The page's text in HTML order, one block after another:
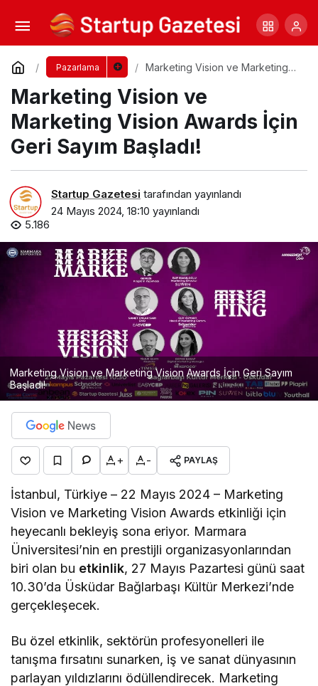
Pazarlama
Marketing Vision ve Marketing
Başladı!
Marketing Vision ve
Marketing Vision Awards İçin
Geri Sayım Başladı!
Startup Gazetesi tarafından yayınlandı
24 Mayıs 2024, 18:10 yayınlandı
5.186
Marketing Vision ve Marketing Vision Awards İçin Geri Sayım
Başladı!
+ - PAYLAŞ
İstanbul, Türkiye – 22 Mayıs 2024 – Marketing
Vision ve Marketing Vision Awards etkinliği için
heyecanlı bekleyiş sona eriyor. Marmara
Üniversitesi’nin en prestijli organizasyonlarından
biri olan bu etkinlik, 27 Mayıs Pazartesi günü saat
10.30’da Üsküdar Bağlarbaşı Kültür Merkezi’nde
gerçekleşecek.
Bu özel etkinlik, sektörün profesyonelleri ile
tanışma fırsatını sunarken, iş ve sanat dünyasının
parlayan yıldızlarını ödüllendirecek. Marketing
Dijital Pazarlama Stratejileri: Başlangıç
Rehberi
Yorum Yap Paylaş